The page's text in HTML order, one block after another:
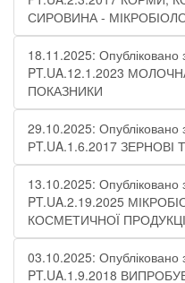
СИРОВИНА -
18.11.2025: Опубліковано
PT.UA.12.1.2023
ПОКАЗНИКИ​
29.10.2025: Опубліковано
РT.UA.1.6.2017
13.10.2025: Опубліковано
PT.UA.2.19.2025
КОСМЕТИЧНОЇ
03.10.2025: Опубліковано
PT.UA.1.9.2018